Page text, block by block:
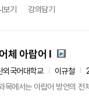
보기
강의담기
체 아랍어 I
외국어대학교 이규철
목에서는 아랍어 방언의 전